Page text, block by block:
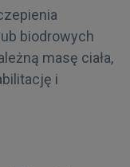
biodrowych
masę ciała,
i